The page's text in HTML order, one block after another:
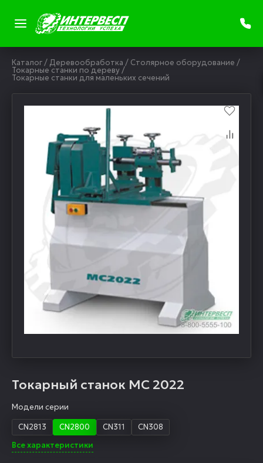
Каталог/ Деревообработка / Столярное оборудование /
Токарные станки по дереву/
Токарные станки для маленьких сечений
Токарный станок MC 2022
Модели серии
CN2813
CN2800 CN311
CN308
Все характеристики